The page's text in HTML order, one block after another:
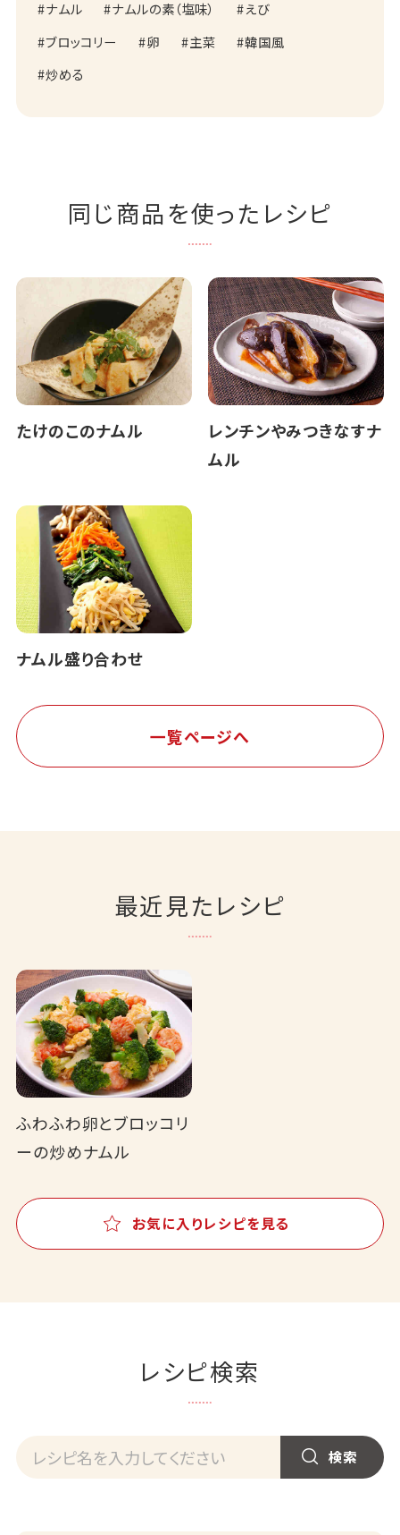
ナムル ナムルの素（塩味）
えび
ブロッコリー
卵 主菜
韓国風
炒める
同じ商品を使ったレシピ
たけのこのナムル
レンチンやみつきなすナ
ムル
ナムル盛り合わせ
一覧ページへ
最近見たレシピ
ふわふわ卵とブロッコリ
ーの炒めナムル
お気に入りレシピを見る
レシピ検索